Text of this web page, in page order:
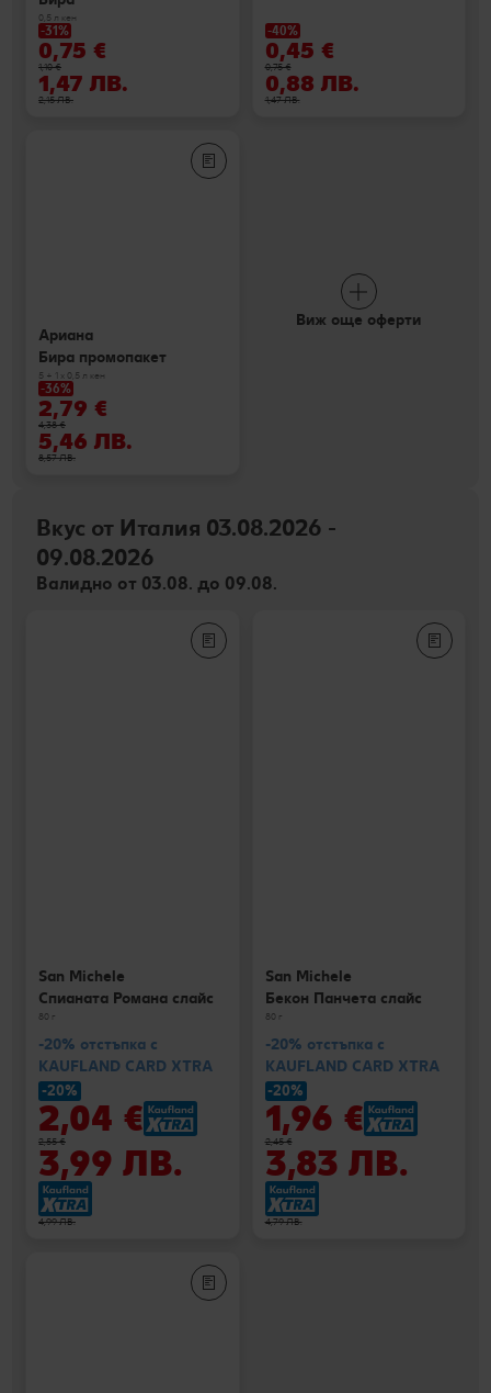
0,5 л кен
-31%
0,75 €
1,10 €
1,47 ЛВ.
2,15 ЛВ.
-40%
0,45 €
0,75 €
0,88 ЛВ.
1,47 ЛВ.
Ариана
Бира промопакет
5 + 1 х 0,5 л кен
-36%
2,79 €
4,38 €
5,46 ЛВ.
8,57 ЛВ.
Виж още оферти
Вкус от Италия 03.08.2026 -
09.08.2026
Валидно от 03.08. до 09.08.
San Michele
Спианата Романа слайс
80 г
-20% отстъпка с
KAUFLAND CARD XTRA
-20%
2,04 €
2,55 €
3,99 ЛВ.
4,99 ЛВ.
San Michele
Бекон Панчета слайс
80 г
-20% отстъпка с
KAUFLAND CARD XTRA
-20%
1,96 €
2,45 €
3,83 ЛВ.
4,79 ЛВ.